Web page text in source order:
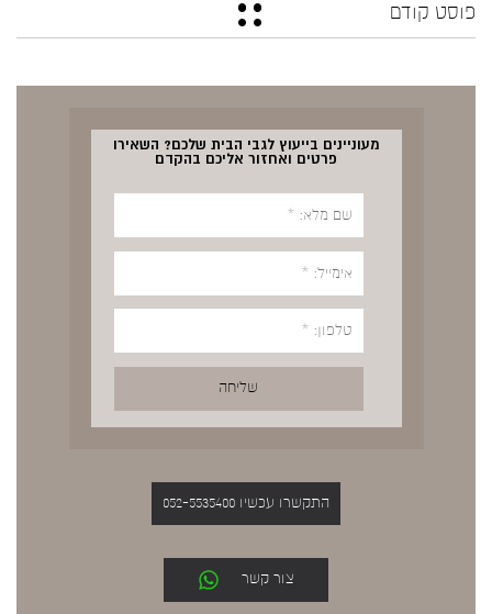
פוסט קודם
מעוניינים בייעוץ לגבי הבית שלכם? השאירו
פרטים ואחזור אליכם בהקדם
התקשרו עכשיו 052-5535400
צור קשר